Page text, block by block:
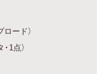
ード）
1点）